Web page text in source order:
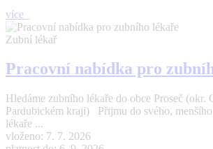
více
Zubní lékař
Pracovní nabídka pro
Hledáme zubního lékaře do obce Proseč (okr.
Pardubickém kraji) Přijmu do svého,
lékaře ...
vloženo: 7. 7. 2026